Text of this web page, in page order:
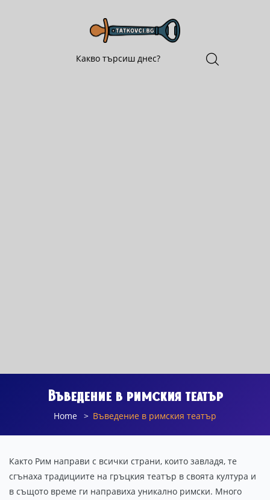
Въведение в римския театър
Home Въведение в римския театър
Както Рим направи с всички страни, които завладя, те
сгънаха традициите на гръцкия театър в своята култура и
в същото време ги направиха уникално римски. Много